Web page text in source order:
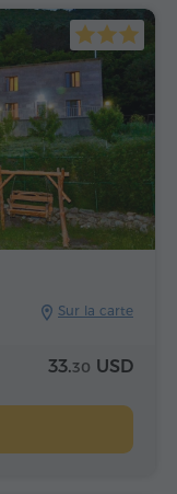
Sur la carte
33.30 USD